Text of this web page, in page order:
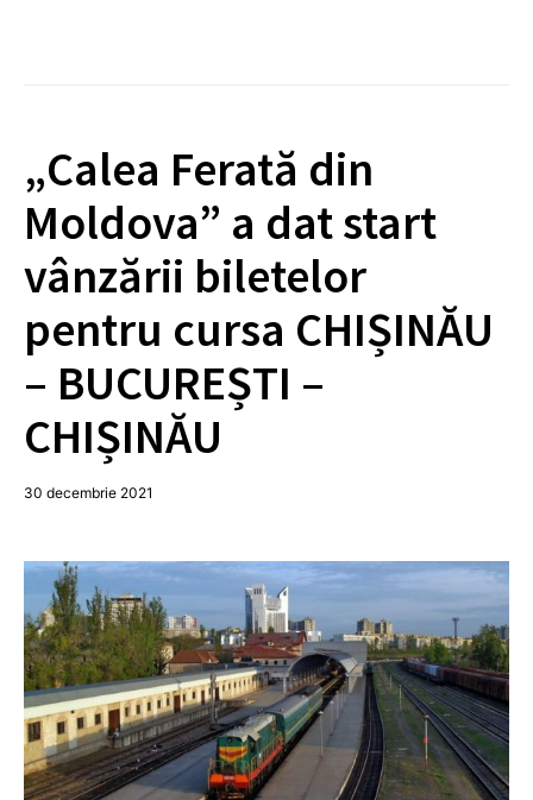
„Calea Ferată din
Moldova” a dat start
vânzării biletelor
pentru cursa CHIȘINĂU
– BUCUREȘTI –
CHIȘINĂU
30 decembrie 2021